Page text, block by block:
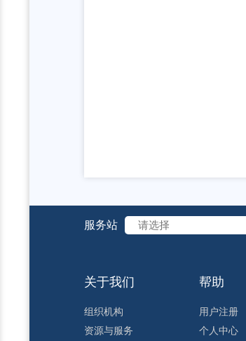
服务站 请选择
关于我们
组织机构
资源与服务
帮助
用户注册
个人中心